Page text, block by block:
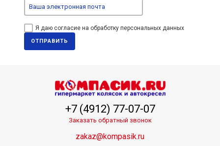
Я даю согласие на обработку персональных данных
ОТПРАВИТЬ
+7 (4912) 77-07-07
Заказать обратный звонок
zakaz@kompasik.ru